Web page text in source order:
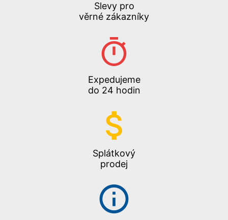
Slevy pro
věrné zákazníky
Expedujeme
do 24 hodin
Splátkový
prodej